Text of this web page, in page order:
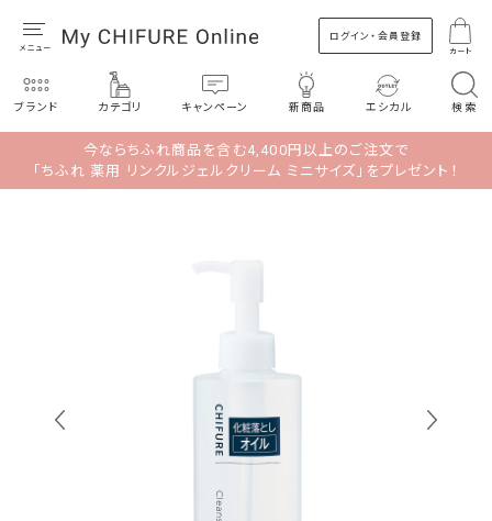
ログイン・会員登録
カート
ブランド カテゴリ キャンペーン 新商品 エシカル 検索
今ならちふれ商品を含む4,400円以上のご注文で
「ちふれ 薬用 リンクルジェルクリーム ミニサイズ」をプレゼント！